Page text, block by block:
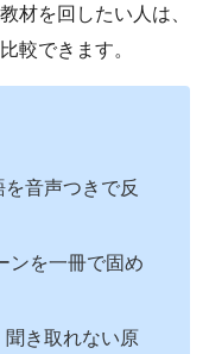
材を回したい人は、
較できます。
音声つきで反
ンを一冊で固め
聞き取れない原